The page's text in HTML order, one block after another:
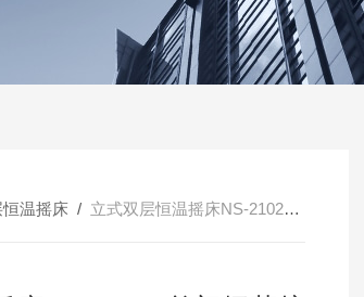
恒温摇床/ 立式双层恒温摇床NS-2102C单门振荡培养箱